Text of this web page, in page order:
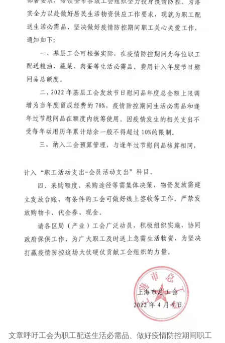
文章呼吁工会为职工配送生活必需品、做好疫情防控期间职工